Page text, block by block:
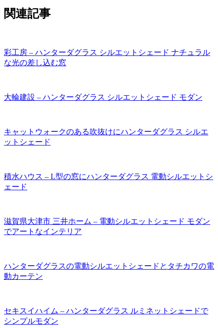
関連記事
彩工房 – ハンターダグラス シルエットシェード ナチュラル
な光の差し込む窓
大輪建設 – ハンターダグラス シルエットシェード モダン
キャットウォークのある吹抜けにハンターダグラス シルエ
ットシェード
積水ハウス – L型の窓にハンターダグラス 電動シルエットシ
ェード
滋賀県大津市 三井ホーム – 電動シルエットシェード モダン
でアートなインテリア
ハンターダグラスの電動シルエットシェードとタチカワの電
動カーテン
セキスイハイム – ハンターダグラス ルミネットシェードで
シンプルモダン